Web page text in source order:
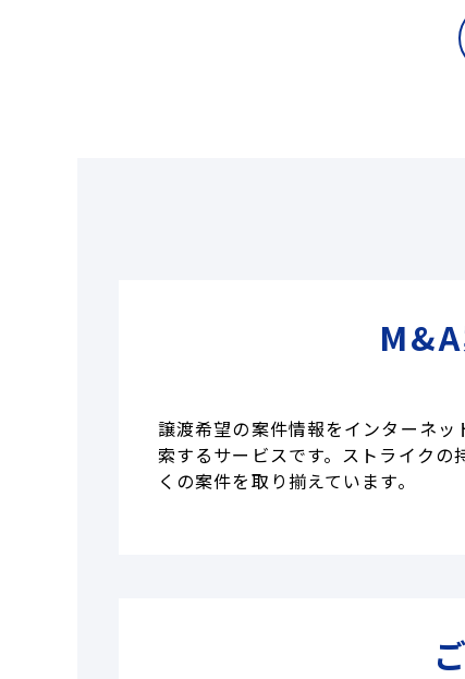
)
金
制限
譲渡希望の案件情報をインターネ
索するサービスです。ストライクの
くの案件を取り揃えています。